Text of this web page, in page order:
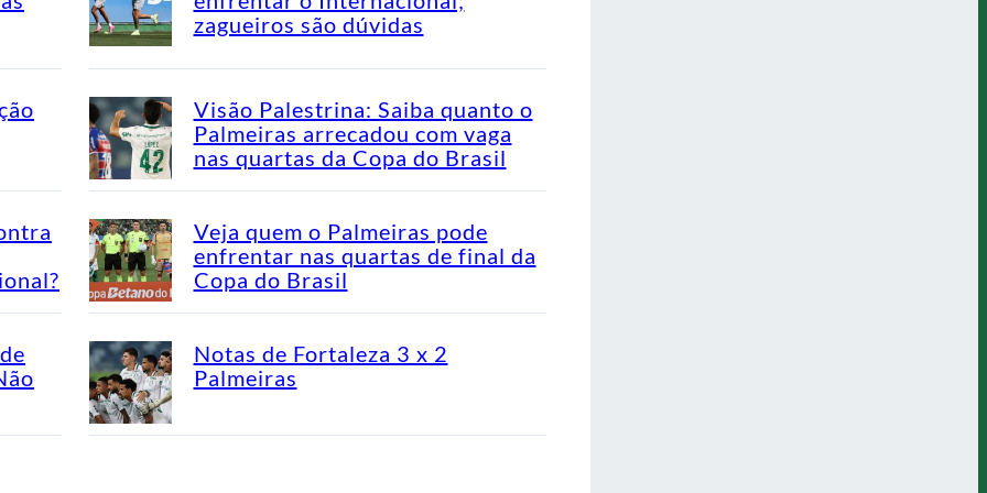
zagueiros são dúvidas
Visão Palestrina: Saiba quanto o
Palmeiras arrecadou com vaga
nas quartas da Copa do Brasil
Veja quem o Palmeiras pode
enfrentar nas quartas de final da
Copa do Brasil
Notas de Fortaleza 3 x 2
Palmeiras